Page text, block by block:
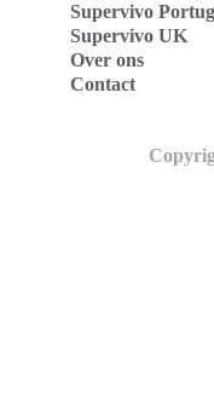
Supervivo
Supervivo UK
Over ons
Contact